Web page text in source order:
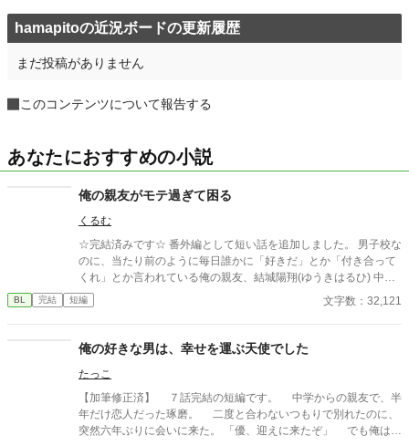
hamapitoの近況ボードの更新履歴
まだ投稿がありません
このコンテンツについて報告する
あなたにおすすめの小説
俺の親友がモテ過ぎて困る
くるむ
☆完結済みです☆ 番外編として短い話を追加しました。 男子校な
のに、当たり前のように毎日誰かに「好きだ」とか「付き合って
くれ」とか言われている俺の親友、結城陽翔(ゆうきはるひ) 中学
の時も全く同じ状況で、女子からも男子からも追い掛け回されて
いたらしい。 一時は断るのも面倒くさくて、誰とも付き合ってい
た面倒くさくて仕方がなかったのだそうだ(ｿﾘｬｿｳﾀﾞﾛ) ……と言う
訳で、何を考えたのか陽翔の奴、俺に恋人のフリをしてくれと言
う。 て、お前何考えてんの？ 何しようとしてんの？ ……てなわ
けで、俺は今日もこいつに振り回されています……。 美形策士×
純情平凡♪
BL 完結 短編 文字数：32,121
俺の好きな男は、幸せを運ぶ天使でした
たっこ
【加筆修正済】 ７話完結の短編です。 中学からの親友で、半
年だけ恋人だった琢磨。 二度と合わないつもりで別れたのに、
突然六年ぶりに会いに来た。 「優、迎えに来たぞ」 でも俺は、